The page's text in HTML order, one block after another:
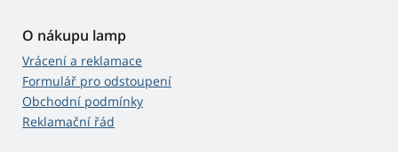
O nákupu lamp
Vrácení a reklamace
Formulář pro odstoupení
Obchodní podmínky
Reklamační řád